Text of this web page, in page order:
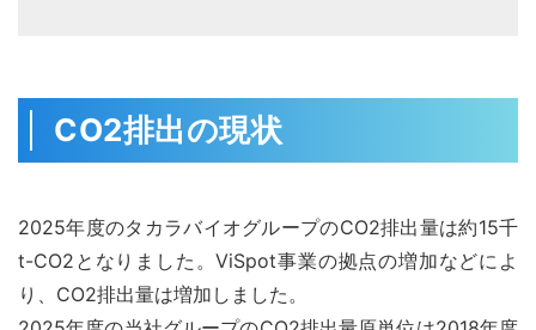
CO2排出の現状
2025年度のタカラバイオグループのCO2排出量は約15千
t-CO2となりました。ViSpot事業の拠点の増加などによ
り、CO2排出量は増加しました。